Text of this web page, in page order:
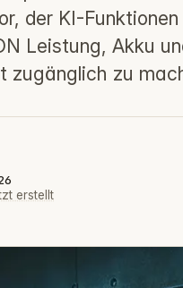
der KI-
Leistung, Akku
zugänglich zu
erstellt